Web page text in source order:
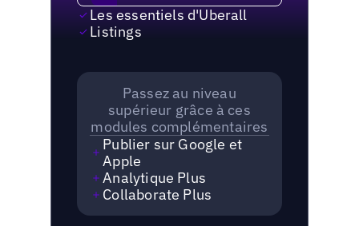
Les essentiels d'Uberall
Listings
Passez au niveau
supérieur grâce à ces
modules complémentaires
Publier sur Google et
Apple
Analytique Plus
Collaborate Plus